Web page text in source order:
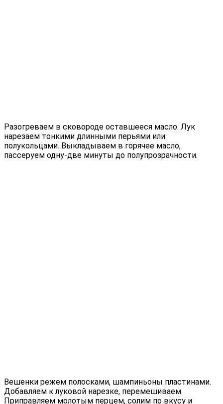
Разогреваем в сковороде оставшееся масло. Лук
нарезаем тонкими длинными перьями или
полукольцами. Выкладываем в горячее масло,
пассеруем одну-две минуты до полупрозрачности.
Вешенки режем полосками, шампиньоны пластинами.
Добавляем к луковой нарезке, перемешиваем.
Приправляем молотым перцем, солим по вкусу и